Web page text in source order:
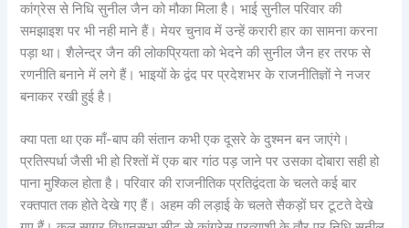
कांग्रेस से निधि सुनील जैन को मौका मिला है। भाई सुनील परिवार की
समझाइश पर भी नही माने हैं। मेयर चुनाव में उन्हें करारी हार का सामना करना
पड़ा था। शैलेन्द्र जैन की लोकप्रियता को भेदने की सुनील जैन हर तरफ से
रणनीति बनाने में लगे हैं। भाइयों के द्वंद पर प्रदेशभर के राजनीतिज्ञों ने नजर
बनाकर रखी हुई है।
क्या पता था एक माँ-बाप की संतान कभी एक दूसरे के दुश्मन बन जाएंगे।
प्रतिस्पर्धा जैसी भी हो रिश्तों में एक बार गांठ पड़ जाने पर उसका दोबारा सही हो
पाना मुश्किल होता है। परिवार की राजनीतिक प्रतिद्वंदता के चलते कई बार
रक्तपात तक होते देखे गए हैं। अहम की लड़ाई के चलते सैकड़ों घर टूटते देखे